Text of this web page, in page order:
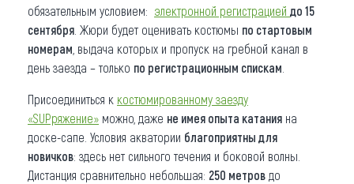
обязательным условием: электронной регистрацией до 15
сентября . Жюри будет оценивать костюмы по стартовым
номерам , выдача которых и пропуск на гребной канал в
день заезда – только по регистрационным спискам
Присоединиться к костюмированному заезду
«SUPряжение» можно, даже не имея опыта катания на
доске-сапе. Условия акватории благоприятны для
новичков: здесь нет сильного течения и боковой волны.
Дистанция сравнительно небольшая: 250 метров до